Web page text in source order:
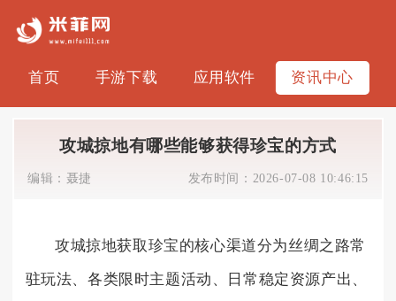
首页 手游下载 应用软件 资讯中心
攻城掠地有哪些能够获得珍宝的方式
编辑： 聂捷 发布时间： 2026-07-08 10:46:15
攻城掠地获取珍宝的核心渠道分为丝绸之路常
驻玩法、各类限时主题活动、日常稳定资源产出、